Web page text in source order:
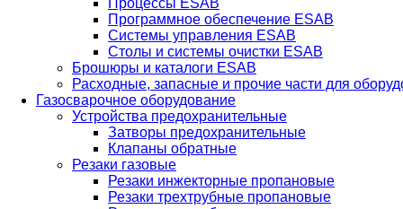
Процессы ESAB
Программное обеспечение ESAB
Системы управления ESAB
Столы и системы очистки ESAB
Брошюры и каталоги ESAB
Расходные, запасные и прочие части для
Газосварочное оборудование
Устройства предохранительные
Затворы предохранительные
Клапаны обратные
Резаки газовые
Резаки инжекторные пропановые
Резаки трехтрубные пропановые